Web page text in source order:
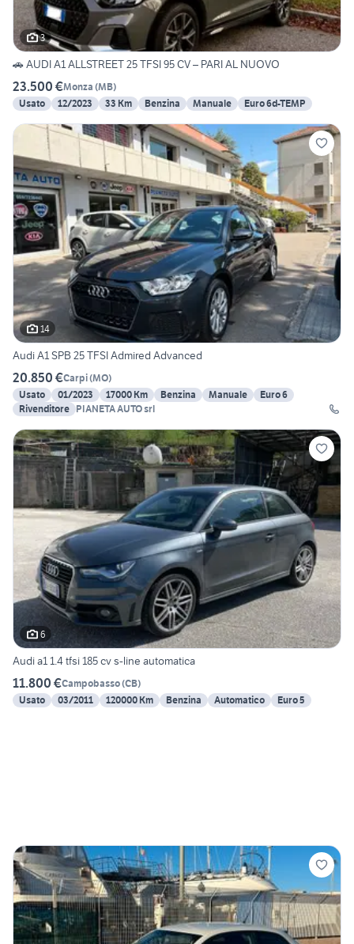
3
🚗 AUDI A1 ALLSTREET 25 TFSI 95 CV – PARI AL NUOVO
23.500 €Monza (MB)
Usato
12/2023 33 Km Benzina Manuale Euro 6d-TEMP
14
Audi A1 SPB 25 TFSI Admired Advanced
20.850 €Carpi(MO)
Usato
01/2023 17000 Km Benzina Manuale
Euro 6
Rivenditore PIANETA AUTO srl
6
Audi a1 1.4 tfsi 185 cv s-line automatica
11.800 €Campobasso(CB)
Usato
03/2011 120000 Km Benzina Automatico Euro 5